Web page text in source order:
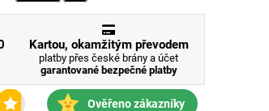
Kartou, okamžitým převodem
platby přes české brány a účet
garantované bezpečné platby
Ověřeno zákazníky